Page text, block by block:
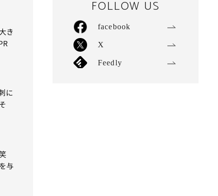
き
に
与
FOLLOW US
facebook
X
Feedly